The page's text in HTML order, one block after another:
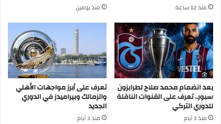
منذ 12 ساعة منذ يومين
بعد انضمام محمد صلاح لطرابزون
سبور.. تعرف على القنوات الناقلة
للدوري التركي
منذ 3 أيام
تعرف على أبرز مواجهات الأهلي
والزمالك وبيراميدز في الدوري
الجديد
منذ 3 أيام